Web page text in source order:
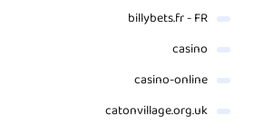
billybets.fr - FR
casino
casino-online
catonvillage.org.uk